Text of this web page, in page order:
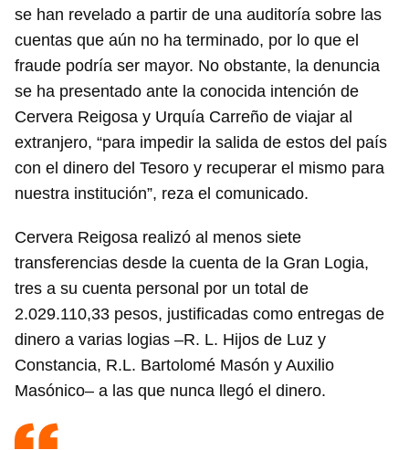
se han revelado a partir de una auditoría sobre las
cuentas que aún no ha terminado, por lo que el
fraude podría ser mayor. No obstante, la denuncia
se ha presentado ante la conocida intención de
Cervera Reigosa y Urquía Carreño de viajar al
extranjero, “para impedir la salida de estos del país
con el dinero del Tesoro y recuperar el mismo para
nuestra institución”, reza el comunicado.
Cervera Reigosa realizó al menos siete
transferencias desde la cuenta de la Gran Logia,
tres a su cuenta personal por un total de
2.029.110,33 pesos, justificadas como entregas de
dinero a varias logias –R. L. Hijos de Luz y
Constancia, R.L. Bartolomé Masón y Auxilio
Masónico– a las que nunca llegó el dinero.